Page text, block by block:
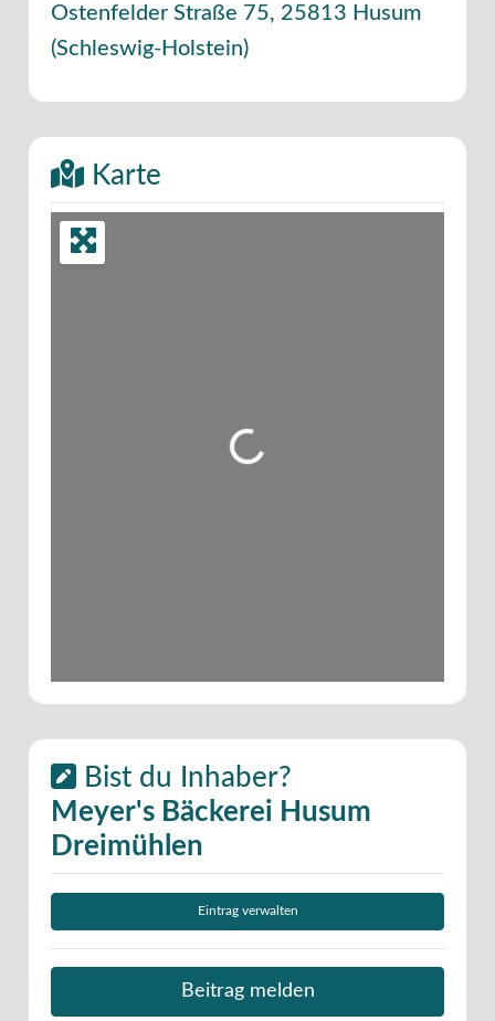
Ostenfelder Straße 75, 25813 Husum
(Schleswig-Holstein)
Karte
Wird geladen …
Bist du Inhaber?
Meyer's Bäckerei Husum
Dreimühlen
Eintrag verwalten
Beitrag melden